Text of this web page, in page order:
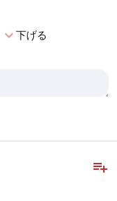
expand_more下げる
playlist_add